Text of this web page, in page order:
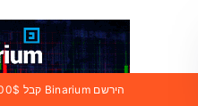
הירשם Binarium קבל 10,000$ בחינם לחשבון DEMO